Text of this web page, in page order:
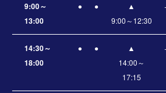
9:00～
13:00
● ●
▲
9:00～12:30
14:30～
18:00
● ●
▲
14:00～
17:15